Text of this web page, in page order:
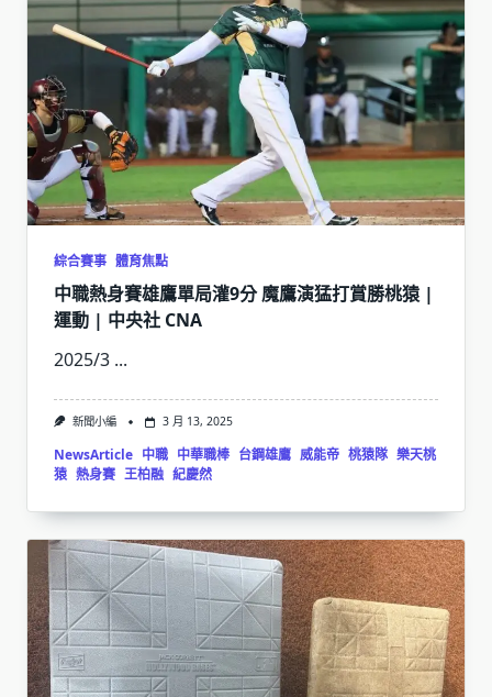
綜合賽事 體育焦點
中職熱身賽雄鷹單局灌9分 魔鷹演猛打賞勝桃猿 |
運動 | 中央社 CNA
2025/3 ...
新聞小編 3 月 13, 2025
NewsArticle 中職 中華職棒 台鋼雄鷹 威能帝 桃猿隊 樂天桃
猿 熱身賽 王柏融 紀慶然